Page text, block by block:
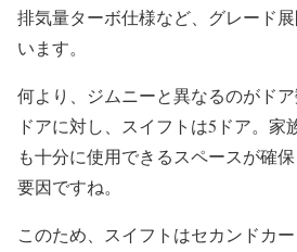
排気量ターボ仕様など、グレード
います。
何より、ジムニーと異なるのがド
ドアに対し、スイフトは5ドア。家
も十分に使用できるスペースが確
要因ですね。
このため、スイフトはセカンドカ